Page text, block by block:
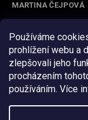
Používáme
prohlížení webu a
zlepšovali jeho
procházením
používáním. Více
MARTINA ČEJPOVÁ